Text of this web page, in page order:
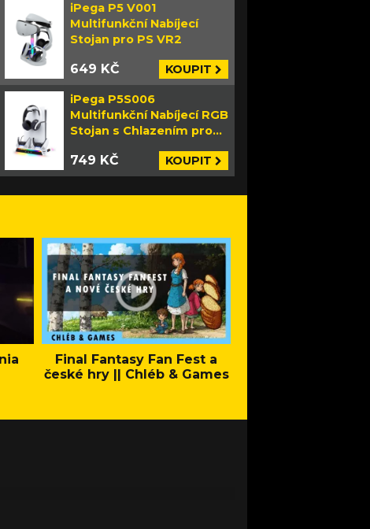
iPega P5 V001
Multifunkční Nabíjecí
Stojan pro PS VR2
649 KČ KOUPIT
iPega P5S006
Multifunkční Nabíjecí RGB
Stojan s Chlazením pro
749 KČ KOUPIT
Final Fantasy Fan Fest a
české hry || Chléb & Games